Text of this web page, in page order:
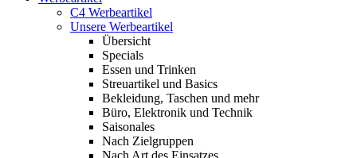
C4 Werbeartikel
Unsere Werbeartikel
Übersicht
Specials
Essen und Trinken
Streuartikel und Basics
Bekleidung, Taschen und mehr
Büro, Elektronik und Technik
Saisonales
Nach Zielgruppen
Nach Art des Einsatzes